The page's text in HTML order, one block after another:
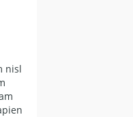
nisl